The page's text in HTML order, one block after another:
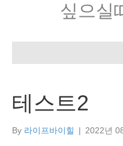
싶으실
테스트2
By 라이프바이힐 | 2022년